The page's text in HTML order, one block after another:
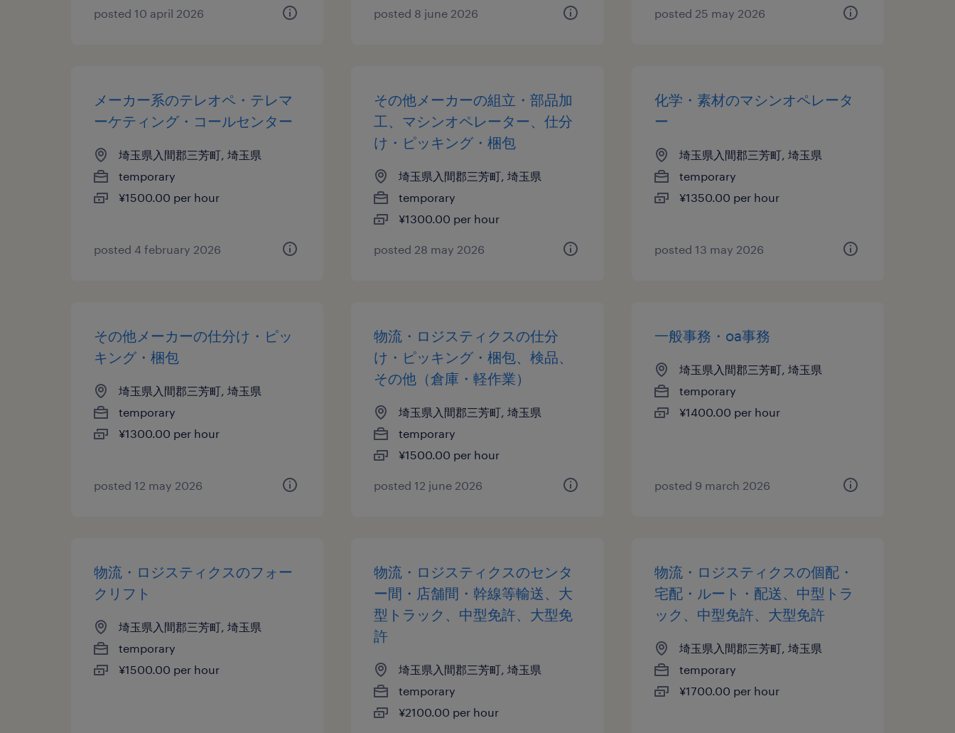
posted 10 april 2026 posted 8 june 2026 posted 25 may 2026
メーカー系のテレオペ・テレマ
ーケティング・コールセンター
埼玉県入間郡三芳町, 埼玉県
temporary
¥1500.00 per hour
posted 4 february 2026
その他メーカーの組立・部品加
工、マシンオペレーター、仕分
け・ピッキング・梱包
埼玉県入間郡三芳町, 埼玉県
temporary
¥1300.00 per hour
posted 28 may 2026
化学・素材のマシンオペレータ
ー
埼玉県入間郡三芳町, 埼玉県
temporary
¥1350.00 per hour
posted 13 may 2026
その他メーカーの仕分け・ピッ
キング・梱包
埼玉県入間郡三芳町, 埼玉県
temporary
¥1300.00 per hour
posted 12 may 2026
物流・ロジスティクスの仕分
け・ピッキング・梱包、検品、
その他（倉庫・軽作業）
埼玉県入間郡三芳町, 埼玉県
temporary
¥1500.00 per hour
posted 12 june 2026
一般事務・oa事務
埼玉県入間郡三芳町, 埼玉県
temporary
¥1400.00 per hour
posted 9 march 2026
物流・ロジスティクスのフォー
クリフト
埼玉県入間郡三芳町, 埼玉県
temporary
¥1500.00 per hour
物流・ロジスティクスのセンタ
ー間・店舗間・幹線等輸送、大
型トラック、中型免許、大型免
許
埼玉県入間郡三芳町, 埼玉県
temporary
¥2100.00 per hour
物流・ロジスティクスの個配・
宅配・ルート・配送、中型トラ
ック、中型免許、大型免許
埼玉県入間郡三芳町, 埼玉県
temporary
¥1700.00 per hour